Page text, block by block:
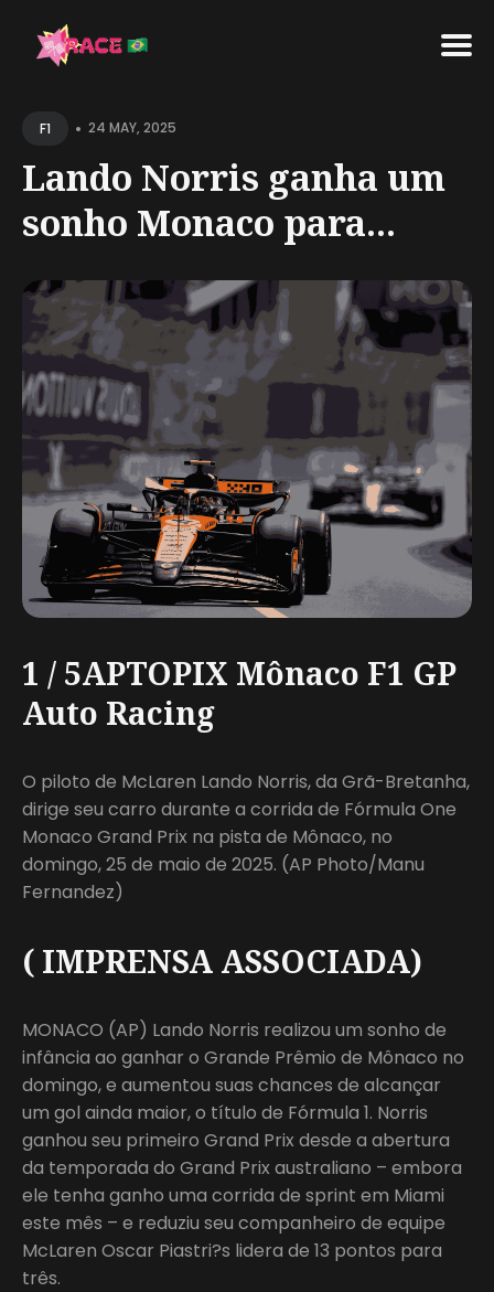
for
F1 • 24 MAY, 2025
Lando Norris ganha um
sonho Monaco para...
1 / 5APTOPIX Mônaco F1 GP
Auto Racing
O piloto de McLaren Lando Norris, da Grã-Bretanha,
dirige seu carro durante a corrida de Fórmula One
Monaco Grand Prix na pista de Mônaco, no
domingo, 25 de maio de 2025. (AP Photo/Manu
Fernandez)
( IMPRENSA ASSOCIADA)
MONACO (AP) Lando Norris realizou um sonho de
infância ao ganhar o Grande Prêmio de Mônaco no
domingo, e aumentou suas chances de alcançar
um gol ainda maior, o título de Fórmula 1. Norris
ganhou seu primeiro Grand Prix desde a abertura
da temporada do Grand Prix australiano – embora
ele tenha ganho uma corrida de sprint em Miami
este mês – e reduziu seu companheiro de equipe
McLaren Oscar Piastri?s lidera de 13 pontos para
três.